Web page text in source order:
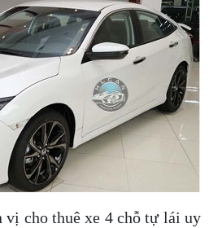
vị cho thuê xe 4 chỗ tự lái uy